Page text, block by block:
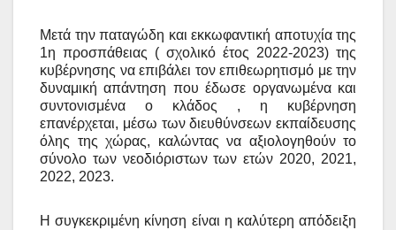
Μετά την παταγώδη και εκκωφαντική αποτυχία της
1η προσπάθειας ( σχολικό έτος 2022-2023) της
κυβέρνησης να επιβάλει τον επιθεωρητισμό με την
δυναμική απάντηση που έδωσε οργανωμένα και
συντονισμένα ο κλάδος , η κυβέρνηση
επανέρχεται, μέσω των διευθύνσεων εκπαίδευσης
όλης της χώρας, καλώντας να αξιολογηθούν το
σύνολο των νεοδιόριστων των ετών 2020, 2021,
2022, 2023.
Η συγκεκριμένη κίνηση είναι η καλύτερη απόδειξη